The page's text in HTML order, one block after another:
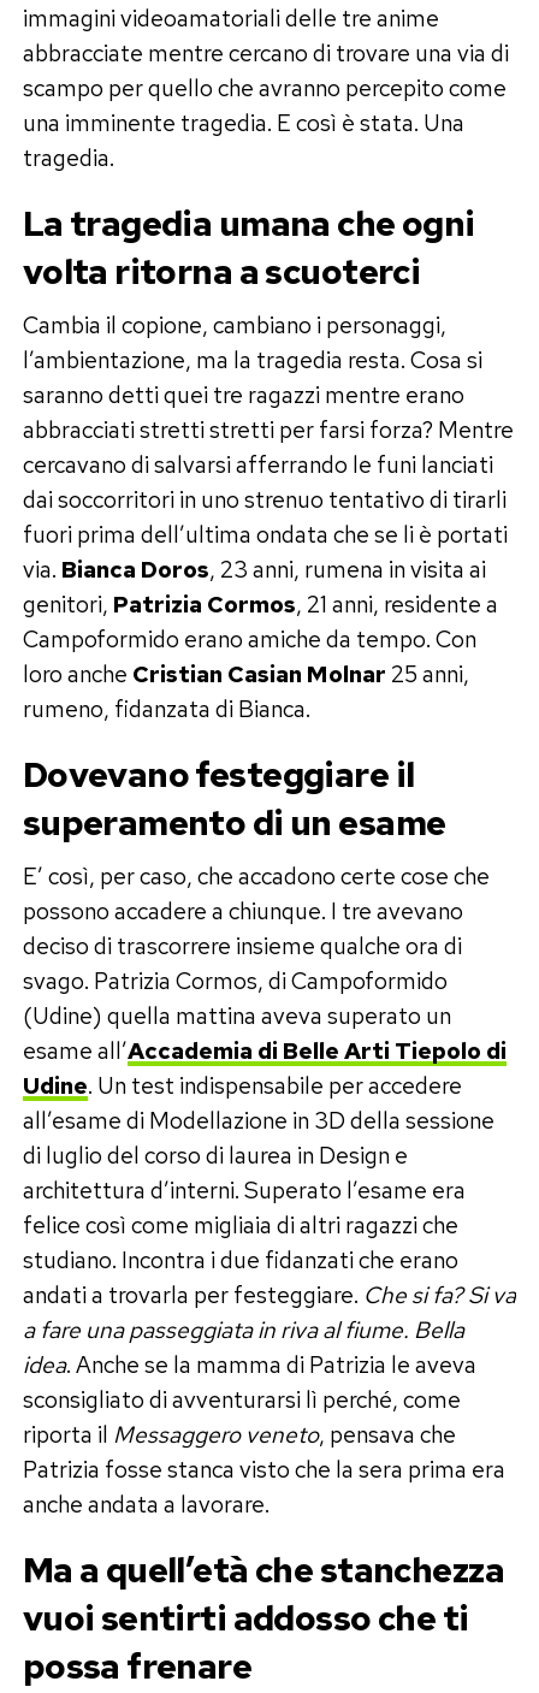
immagini videoamatoriali delle tre anime
abbracciate mentre cercano di trovare una via di
scampo per quello che avranno percepito come
una imminente tragedia. E così è stata. Una
tragedia.
La tragedia umana che ogni
volta ritorna a scuoterci
Cambia il copione, cambiano i personaggi,
l’ambientazione, ma la tragedia resta. Cosa si
saranno detti quei tre ragazzi mentre erano
abbracciati stretti stretti per farsi forza? Mentre
cercavano di salvarsi afferrando le funi lanciati
dai soccorritori in uno strenuo tentativo di tirarli
fuori prima dell’ultima ondata che se li è portati
via. Bianca Doros, 23 anni, rumena in visita ai
genitori, Patrizia Cormos, 21 anni, residente a
Campoformido erano amiche da tempo. Con
loro anche Cristian Casian Molnar 25 anni,
rumeno, fidanzata di Bianca.
Dovevano festeggiare il
superamento di un esame
E’ così, per caso, che accadono certe cose che
possono accadere a chiunque. I tre avevano
deciso di trascorrere insieme qualche ora di
svago. Patrizia Cormos, di Campoformido
(Udine) quella mattina aveva superato un
esame all’Accademia di Belle Arti Tiepolo di
Udine. Un test indispensabile per accedere
all’esame di Modellazione in 3D della sessione
di luglio del corso di laurea in Design e
architettura d’interni. Superato l’esame era
felice così come migliaia di altri ragazzi che
studiano. Incontra i due fidanzati che erano
andati a trovarla per festeggiare. Che si fa? Si va
a fare una passeggiata in riva al fiume. Bella
idea. Anche se la mamma di Patrizia le aveva
sconsigliato di avventurarsi lì perché, come
riporta il Messaggero veneto, pensava che
Patrizia fosse stanca visto che la sera prima era
anche andata a lavorare.
Ma a quell’età che stanchezza
vuoi sentirti addosso che ti
possa frenare